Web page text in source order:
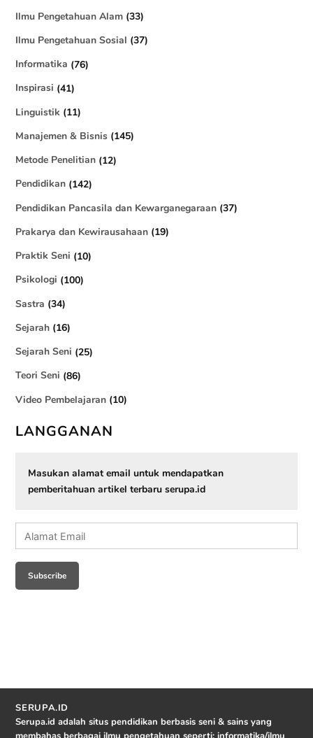
Ilmu Pengetahuan Alam (33)
Ilmu Pengetahuan Sosial (37)
Informatika (76)
Inspirasi (41)
Linguistik (11)
Manajemen & Bisnis (145)
Metode Penelitian (12)
Pendidikan (142)
Pendidikan Pancasila dan Kewarganegaraan (37)
Prakarya dan Kewirausahaan (19)
Praktik Seni (10)
Psikologi (100)
Sastra (34)
Sejarah (16)
Sejarah Seni (25)
Teori Seni (86)
Video Pembelajaran (10)
LANGGANAN
Masukan alamat email untuk mendapatkan
pemberitahuan artikel terbaru serupa.id
Alamat
Email
Subscribe
SERUPA.ID
Serupa.id adalah situs pendidikan berbasis seni & sains yang
membahas berbagai ilmu pengetahuan seperti: informatika/ilmu